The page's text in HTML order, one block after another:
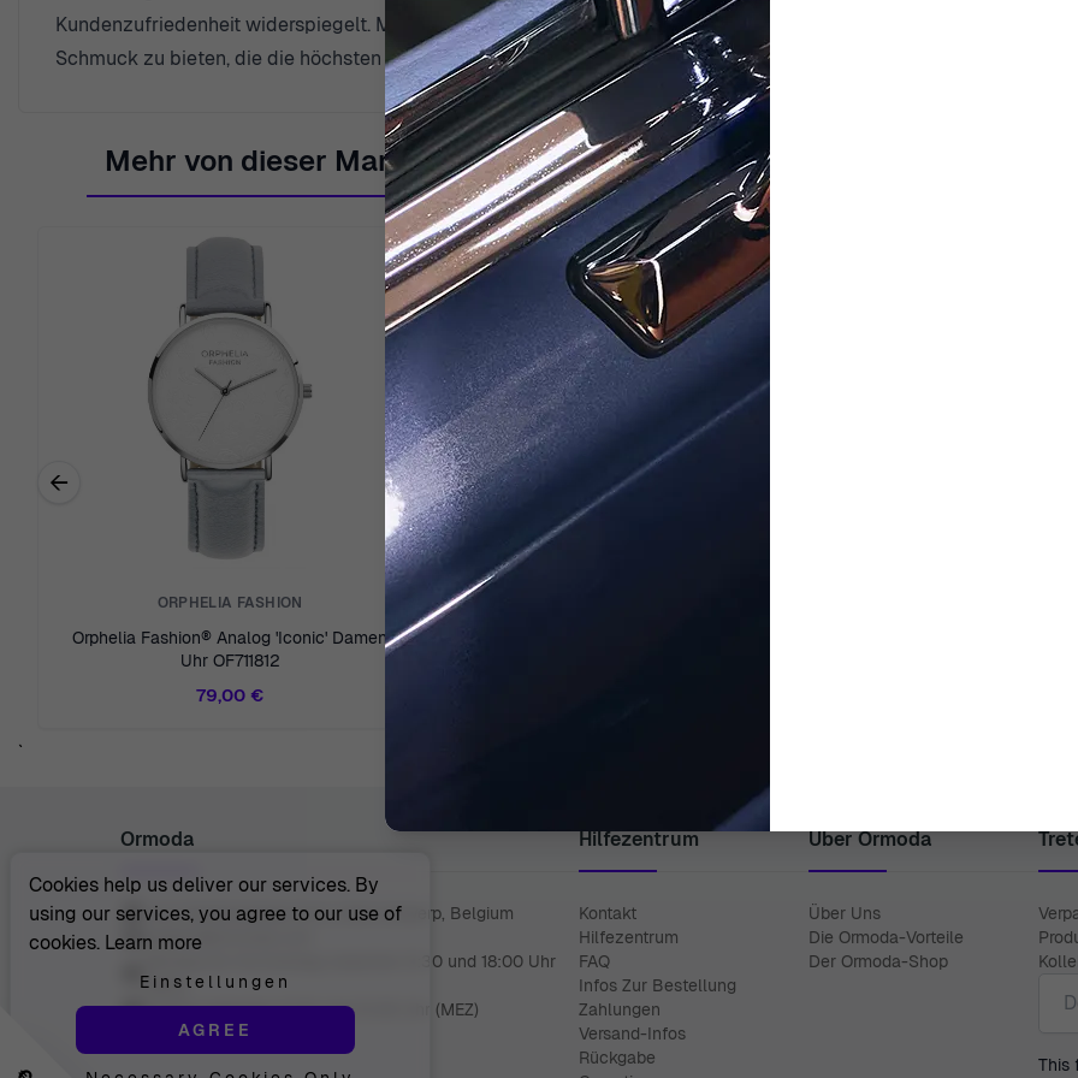
Kundenzufriedenheit widerspiegelt. Mit über vier Jahrzehnten Erfahrung seit 1976 ist Ormoda darauf spezialisiert,
Schmuck zu bieten, die die höchsten Standards an Handwerkskunst und Stil erfüllt.
Mehr von dieser Marke
Previous related products
←
ORPHELIA FASHION
Orphelia Fashion® Analog 'Iconic' Damen
Uhr OF711812
79,00 €
`
Ormoda
Juul Grietensstraat 9/11, 2140 Antwerp, Belgium
support@ormoda.com
Montag bis Donnerstag zwischen 9:30 und 18:00 Uhr
(MEZ)
Freitag zwischen 9:30 und 13:00 Uhr (MEZ)
Hilfezentrum
Kontakt
Hilfezentrum
FAQ
Infos Zur Bestellung
Zahlungen
Versand-Infos
Rückgabe
Über Ormoda
Über Uns
Die Ormoda-Vorteile
Der Ormoda-Shop
This
Cookies help us deliver our services. By
using our services, you agree to our use of
cookies. Learn more
Einstellungen
AGREE